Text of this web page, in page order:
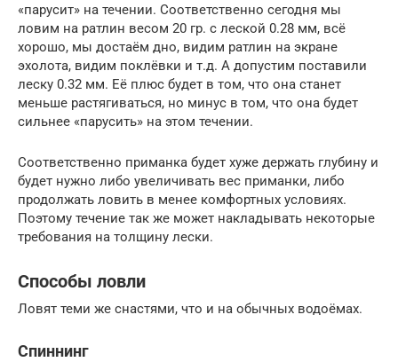
«парусит» на течении. Соответственно сегодня мы
ловим на ратлин весом 20 гр. с леской 0.28 мм, всё
хорошо, мы достаём дно, видим ратлин на экране
эхолота, видим поклёвки и т.д. А допустим поставили
леску 0.32 мм. Её плюс будет в том, что она станет
меньше растягиваться, но минус в том, что она будет
сильнее «парусить» на этом течении.
Соответственно приманка будет хуже держать глубину и
будет нужно либо увеличивать вес приманки, либо
продолжать ловить в менее комфортных условиях.
Поэтому течение так же может накладывать некоторые
требования на толщину лески.
Способы ловли
Ловят теми же снастями, что и на обычных водоёмах.
Спиннинг